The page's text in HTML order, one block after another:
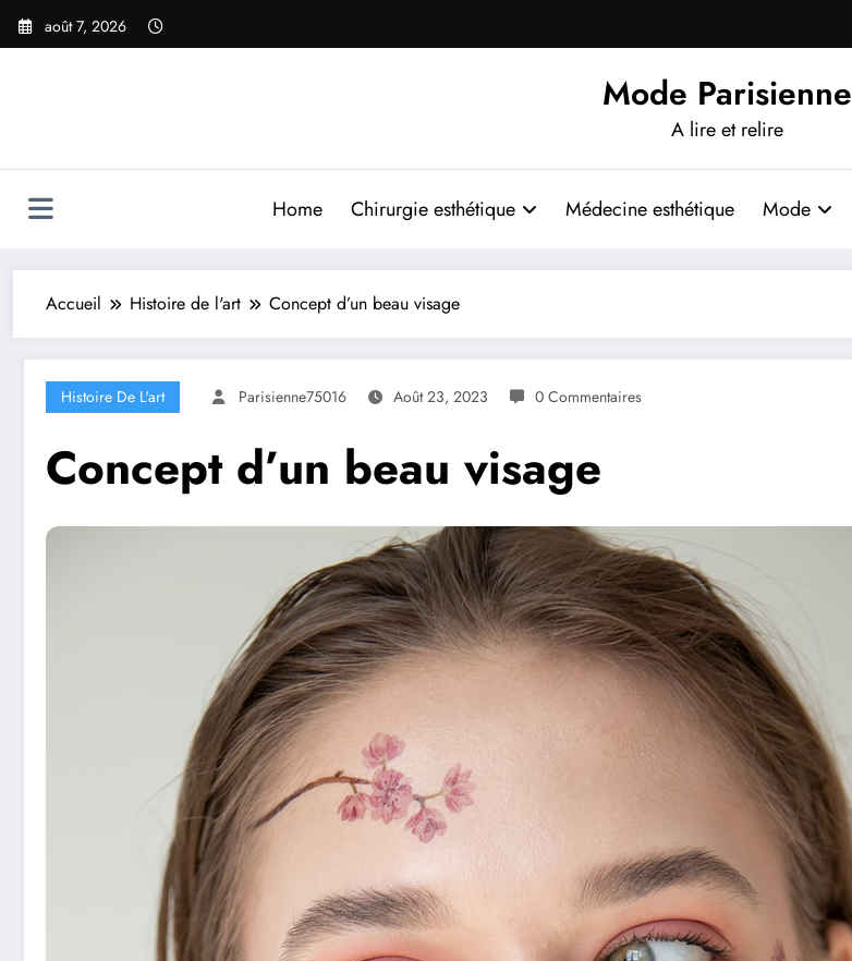
Aller
août 7, 2026
Mode Parisienne
A lire et relire
Home Chirurgie esthétique Médecine esthétique Mode
Accueil Histoire de l'art Concept d’un beau visage
Histoire De L'art Parisienne75016 Août 23, 2023 0 Commentaires
Concept d’un beau visage